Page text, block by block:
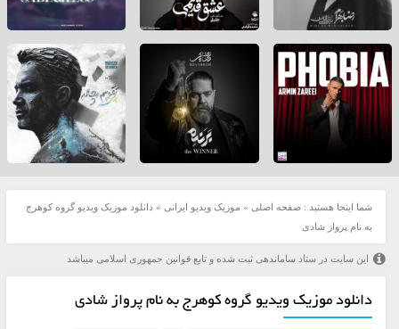
شما اینجا هستید : صفحه اصلی » موزیک ویدیو ایرانی » دانلود موزیک ویدیو گروه کوهرج
به نام پرواز شادی
این سایت در ستاد ساماندهی ثبت شده و تابع قوانین جمهوری اسلامی میباشد
دانلود موزیک ویدیو گروه کوهرج به نام پرواز شادی